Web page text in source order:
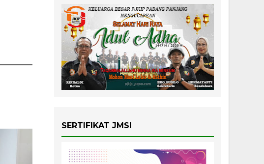
SERTIFIKAT JMSI